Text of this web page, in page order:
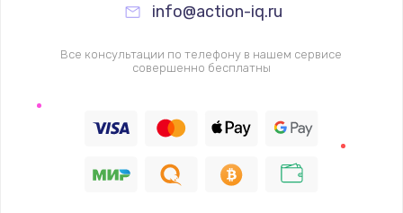
info@action-iq.ru
Все консультации по телефону в нашем сервисе
совершенно бесплатны